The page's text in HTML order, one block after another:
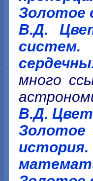
Золотое
В.Д.
систем.
много
В.Д.
Золотое